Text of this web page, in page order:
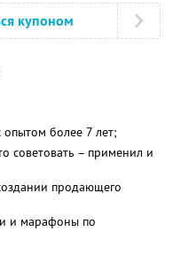
купоном
опытом более 7 лет;
советовать – применил и
продающего
и марафоны по